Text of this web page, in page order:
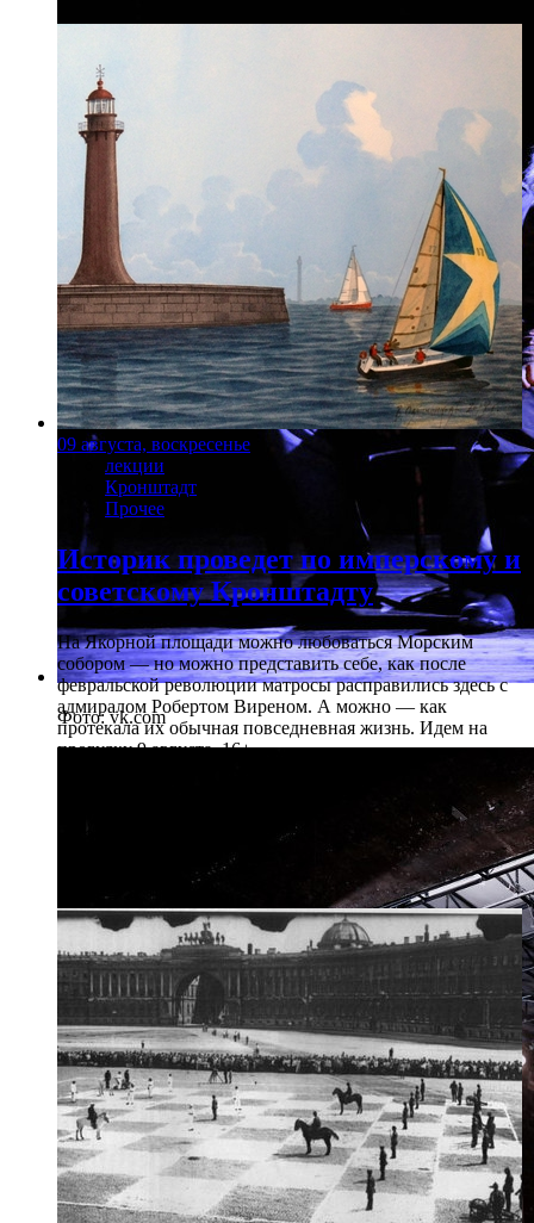
Фото: vk.com
09 августа, воскресенье
лекции
Кронштадт
Прочее
Историк проведет по имперскому и
советскому Кронштадту
На Якорной площади можно любоваться Морским
собором — но можно представить себе, как после
февральской революции матросы расправились здесь с
адмиралом Робертом Виреном. А можно — как
протекала их обычная повседневная жизнь. Идем на
прогулку 9 августа. 16+